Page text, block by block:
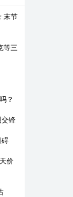
末节
等三
？
锋
价